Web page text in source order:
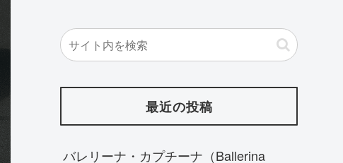
最近の投稿
バレリーナ・カプチーナ（Ballerina